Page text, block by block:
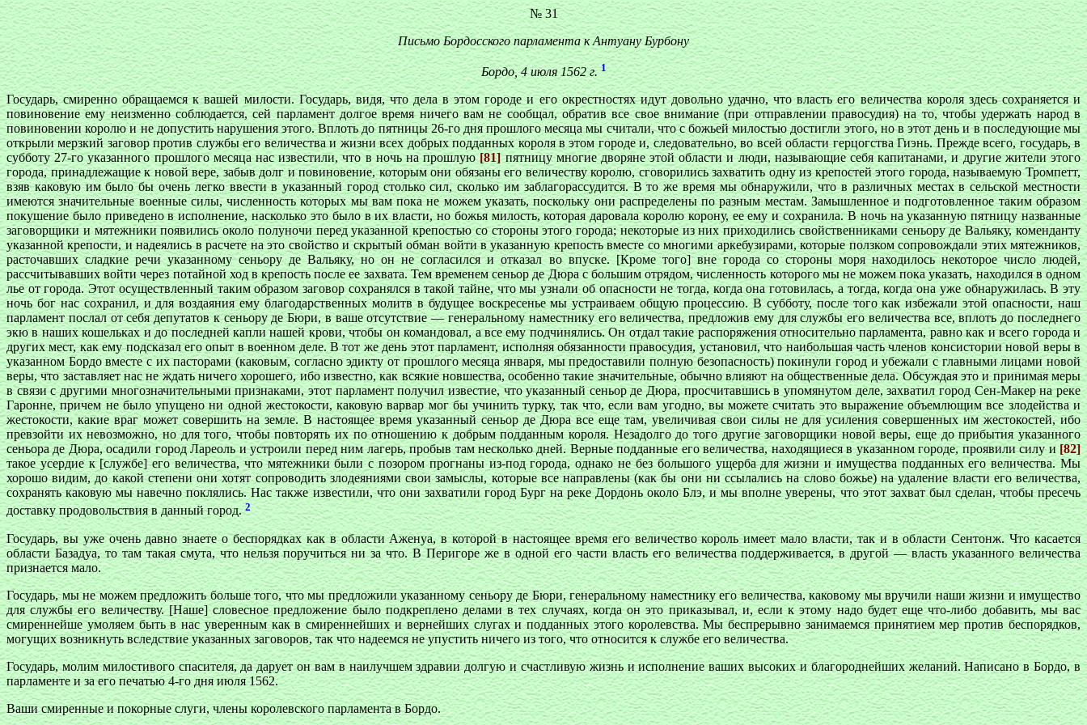
№ 31
Письмо Бордосского парламента к Антуану Бурбону
Бордо, 4 июля 1562 г. 1
Государь, смиренно обращаемся к вашей милости. Государь, видя, что дела в этом городе и его окрестностях идут довольно удачно, что власть его величества короля здесь сохраняется и
повиновение ему неизменно соблюдается, сей парламент долгое время ничего вам не сообщал, обратив все свое внимание (при отправлении правосудия) на то, чтобы удержать народ в
повиновении королю и не допустить нарушения этого. Вплоть до пятницы 26-го дня прошлого месяца мы считали, что с божьей милостью достигли этого, но в этот день и в последующие мы
открыли мерзкий заговор против службы его величества и жизни всех добрых подданных короля в этом городе и, следовательно, во всей области герцогства Гиэнь. Прежде всего, государь, в
субботу 27-го указанного прошлого месяца нас известили, что в ночь на прошлую[81]пятницу многие дворяне этой области и люди, называющие себя капитанами, и другие жители этого
города, принадлежащие к новой вере, забыв долг и повиновение, которым они обязаны его величеству королю, сговорились захватить одну из крепостей этого города, называемую Тромпетт,
взяв каковую им было бы очень легко ввести в указанный город столько сил, сколько им заблагорассудится. В то же время мы обнаружили, что в различных местах в сельской местности
имеются значительные военные силы, численность которых мы вам пока не можем указать, поскольку они распределены по разным местам. Замышленное и подготовленное таким образом
покушение было приведено в исполнение, насколько это было в их власти, но божья милость, которая даровала королю корону, ее ему и сохранила. В ночь на указанную пятницу названные
заговорщики и мятежники появились около полуночи перед указанной крепостью со стороны этого города; некоторые из них приходились свойственниками сеньору де Вальяку, коменданту
указанной крепости, и надеялись в расчете на это свойство и скрытый обман войти в указанную крепость вместе со многими аркебузирами, которые ползком сопровождали этих мятежников,
расточавших сладкие речи указанному сеньору де Вальяку, но он не согласился и отказал во впуске. [Кроме того] вне города со стороны моря находилось некоторое число людей,
рассчитывавших войти через потайной ход в крепость после ее захвата. Тем временем сеньор де Дюра с большим отрядом, численность которого мы не можем пока указать, находился в одном
лье от города. Этот осуществленный таким образом заговор сохранялся в такой тайне, что мы узнали об опасности не тогда, когда она готовилась, а тогда, когда она уже обнаружилась. В эту
ночь бог нас сохранил, и для воздаяния ему благодарственных молитв в будущее воскресенье мы устраиваем общую процессию. В субботу, после того как избежали этой опасности, наш
парламент послал от себя депутатов к сеньору де Бюри, в ваше отсутствие — генеральному наместнику его величества, предложив ему для службы его величества все, вплоть до последнего
экю в наших кошельках и до последней капли нашей крови, чтобы он командовал, а все ему подчинялись. Он отдал такие распоряжения относительно парламента, равно как и всего города и
других мест, как ему подсказал его опыт в военном деле. В тот же день этот парламент, исполняя обязанности правосудия, установил, что наибольшая часть членов консистории новой веры в
указанном Бордо вместе с их пасторами (каковым, согласно эдикту от прошлого месяца января, мы предоставили полную безопасность) покинули город и убежали с главными лицами новой
веры, что заставляет нас не ждать ничего хорошего, ибо известно, как всякие новшества, особенно такие значительные, обычно влияют на общественные дела. Обсуждая это и принимая меры
в связи с другими многозначительными признаками, этот парламент получил известие, что указанный сеньор де Дюра, просчитавшись в упомянутом деле, захватил город Сен-Макер на реке
Гаронне, причем не было упущено ни одной жестокости, каковую варвар мог бы учинить турку, так что, если вам угодно, вы можете считать это выражение объемлющим все злодейства и
жестокости, какие враг может совершить на земле. В настоящее время указанный сеньор де Дюра все еще там, увеличивая свои силы не для усиления совершенных им жестокостей, ибо
превзойти их невозможно, но для того, чтобы повторять их по отношению к добрым подданным короля. Незадолго до того другие заговорщики новой веры, еще до прибытия указанного
сеньора де Дюра, осадили город Лареоль и устроили перед ним лагерь, пробыв там несколько дней. Верные подданные его величества, находящиеся в указанном городе, проявили силу и[82]
такое усердие к [службе] его величества, что мятежники были с позором прогнаны из-под города, однако не без большого ущерба для жизни и имущества подданных его величества. Мы
хорошо видим, до какой степени они хотят сопроводить злодеяниями свои замыслы, которые все направлены (как бы они ни ссылались на слово божье) на удаление власти его величества,
сохранять каковую мы навечно поклялись. Нас также известили, что они захватили город Бург на реке Дордонь около Блэ, и мы вполне уверены, что этот захват был сделан, чтобы пресечь
доставку продовольствия в данный город.2
Государь, вы уже очень давно знаете о беспорядках как в области Аженуа, в которой в настоящее время его величество король имеет мало власти, так и в области Сентонж. Что касается
области Базадуа, то там такая смута, что нельзя поручиться ни за что. В Перигоре же в одной его части власть его величества поддерживается, в другой — власть указанного величества
признается мало.
Государь, мы не можем предложить больше того, что мы предложили указанному сеньору де Бюри, генеральному наместнику его величества, каковому мы вручили наши жизни и имущество
для службы его величеству. [Наше] словесное предложение было подкреплено делами в тех случаях, когда он это приказывал, и, если к этому надо будет еще что-либо добавить, мы вас
смиреннейше умоляем быть в нас уверенным как в смиреннейших и вернейших слугах и подданных этого королевства. Мы беспрерывно занимаемся принятием мер против беспорядков,
могущих возникнуть вследствие указанных заговоров, так что надеемся не упустить ничего из того, что относится к службе его величества.
Государь, молим милостивого спасителя, да дарует он вам в наилучшем здравии долгую и счастливую жизнь и исполнение ваших высоких и благороднейших желаний. Написано в Бордо, в
парламенте и за его печатью 4-го дня июля 1562.
Ваши смиренные и покорные слуги, члены королевского парламента в Бордо.